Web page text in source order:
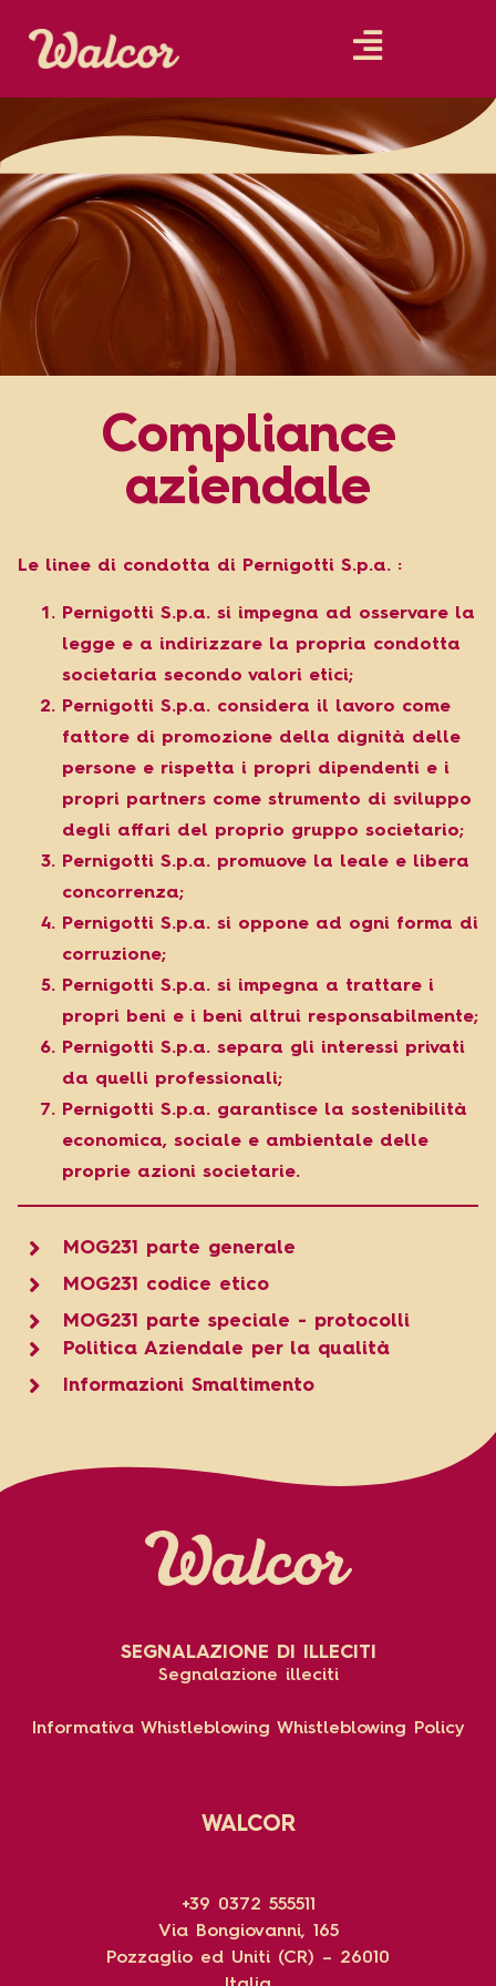
Compliance
aziendale
Le linee di condotta di Pernigotti S.p.a. :
Pernigotti S.p.a. si impegna ad osservare la
legge e a indirizzare la propria condotta
societaria secondo valori etici;
Pernigotti S.p.a. considera il lavoro come
fattore di promozione della dignità delle
persone e rispetta i propri dipendenti e i
propri partners come strumento di sviluppo
degli affari del proprio gruppo societario;
Pernigotti S.p.a. promuove la leale e libera
concorrenza;
Pernigotti S.p.a. si oppone ad ogni forma di
corruzione;
Pernigotti S.p.a. si impegna a trattare i
propri beni e i beni altrui responsabilmente;
Pernigotti S.p.a. separa gli interessi privati
da quelli professionali;
Pernigotti S.p.a. garantisce la sostenibilità
economica, sociale e ambientale delle
proprie azioni societarie.
MOG231 parte generale
MOG231 codice etico
MOG231 parte speciale - protocolli
Politica Aziendale per la qualità
Informazioni Smaltimento
SEGNALAZIONE DI ILLECITI
Segnalazione illeciti
Informativa Whistleblowing Whistleblowing Policy
WALCOR
+39 0372 555511
Via Bongiovanni, 165
Pozzaglio ed Uniti (CR) – 26010